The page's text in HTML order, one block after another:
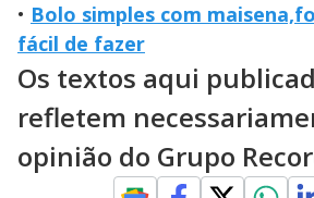
• Bolo simples com
fácil de fazer
Os textos aqui
refletem
opinião do Grupo